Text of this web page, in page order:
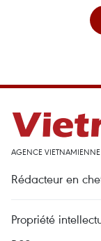
AGENCE
Rédacteur en
Propriété